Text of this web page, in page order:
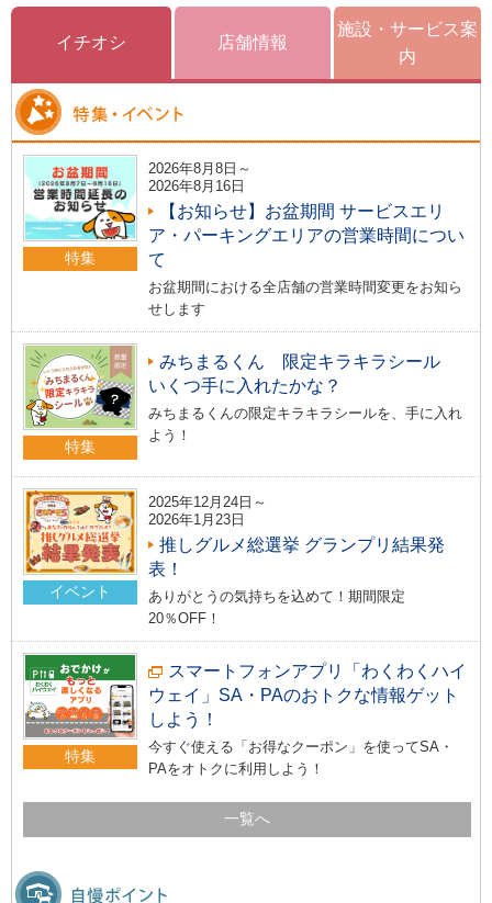
イチオシ 店舗情報
施設・サービス案
内
特集
2026年8月8日～
2026年8月16日
【お知らせ】お盆期間 サービスエリ
ア・パーキングエリアの営業時間につい
て
お盆期間における全店舗の営業時間変更をお知ら
せします
特集
みちまるくん 限定キラキラシール
いくつ手に入れたかな？
みちまるくんの限定キラキラシールを、手に入れ
よう！
イベント
2025年12月24日～
2026年1月23日
推しグルメ総選挙 グランプリ結果発
表！
ありがとうの気持ちを込めて！期間限定
20％OFF！
特集
スマートフォンアプリ「わくわくハイ
ウェイ」SA・PAのおトクな情報ゲット
しよう！
今すぐ使える「お得なクーポン」を使ってSA・
PAをオトクに利用しよう！
一覧へ